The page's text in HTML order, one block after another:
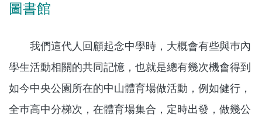
圖書館
我們這代人回顧起念中學時，大概會有些與巿內
學生活動相關的共同記憶，也就是總有幾次機會得到
如今中央公園所在的中山體育場做活動，例如健行，
全巿高中分梯次，在體育場集合，定時出發，做幾公